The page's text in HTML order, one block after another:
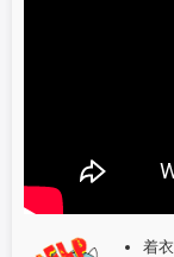
着